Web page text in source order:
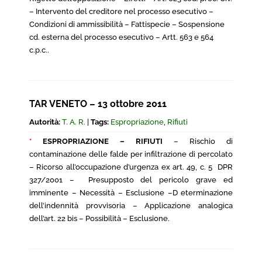
– Intervento del creditore nel processo esecutivo –
Condizioni di ammissibilità – Fattispecie – Sospensione
cd. esterna del processo esecutivo – Artt. 563 e 564
c.p.c..
TAR VENETO – 13 ottobre 2011
Autorità: T. A. R. Tags: Espropriazione, Rifiuti
* ESPROPRIAZIONE – RIFIUTI – Rischio di
contaminazione delle falde per infiltrazione di percolato
– Ricorso all’occupazione d’urgenza ex art. 49, c. 5 DPR
327/2001 – Presupposto del pericolo grave ed
imminente – Necessità – Esclusione –D eterminazione
dell’indennità provvisoria – Applicazione analogica
dell’art. 22 bis – Possibilità – Esclusione.